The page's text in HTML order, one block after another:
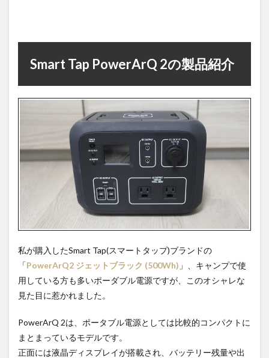
たメ
ト
5
気に
点
PowerArQ2
電」
Smart Tap PowerArQ 2の製品紹介
私が購入した‎Smart Tap(スマートタップ)ブランドの
「PowerArQ2 ジェットブラック (500Wh) 」、キャンプで使
用している方も多いポーダブル電源ですが、このオシャレな
見た目に惹かれました。
PowerArQ 2は、ポータブル電源としては比較的コンパクトに
まとまっているモデルです。
正面には液晶ディスプレイが搭載され、バッテリー残量や出